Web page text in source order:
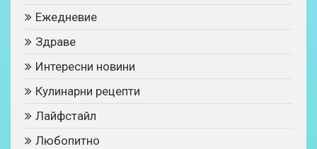
Ежедневие
Здраве
Интересни новини
Кулинарни рецепти
Лайфстайл
Любопитно